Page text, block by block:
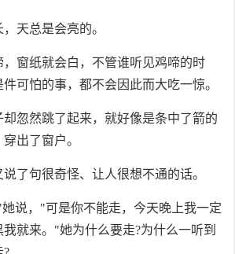
天总是会亮的。
，窗纸就会白，不管谁听见鸡啼的时
可怕的事，都不会因此而大吃一惊。
却忽然跳了起来，就好像是条中了箭的
出了窗户。
说了句很奇怪、让人很想不通的话。
说，"可是你不能走，今天晚上我一定
就来。"她为什么要走?为什么一听到